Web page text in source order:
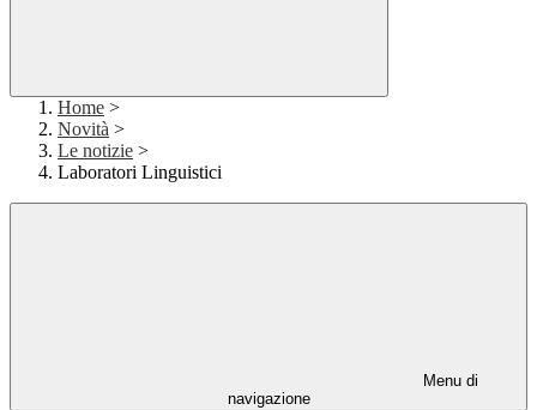
Home >
Novità >
Le notizie >
Laboratori Linguistici
Menu di
navigazione